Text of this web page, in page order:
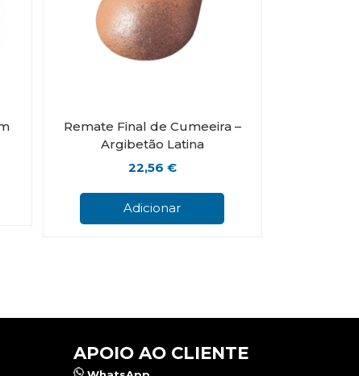
chosen
product
Remate Final de Cumeeira –
Argibetão Latina
22,56 €
Adicionar
APOIO AO CLIENTE